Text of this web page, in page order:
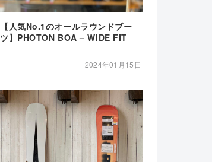
【人気No.1のオールラウンドブー
ツ】PHOTON BOA – WIDE FIT
2024年01月15日